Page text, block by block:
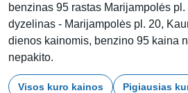
benzinas 95 rastas Marijampolės
dyzelinas - Marijampolės pl. 20,
dienos kainomis, benzino 95 kaina
nepakito.
Visos kuro kainos Pigiausias